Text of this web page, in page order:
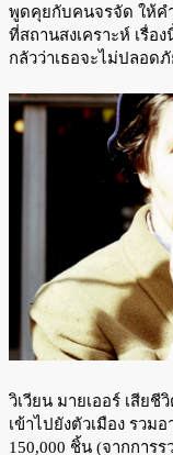
พูดคุยกับคนจรจัด ให้ค
ที่สถานสงเคราะห์ เรื่อ
กลัวว่าเธอจะไม่ปลอด
วิเวียน มายเออร์ เสีย
เข้าไปยังตัวเมือง รวม
150,000 ชิ้น (จากการ